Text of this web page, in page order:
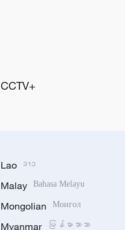
CCTV+
Lao ລາວ
Malay Bahasa Melayu
Mongolian Монгол
Myanmar မြန်မာဘာသာ